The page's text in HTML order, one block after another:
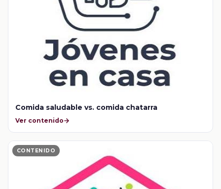
Comida saludable vs. comida chatarra
Ver contenido
CONTENIDO